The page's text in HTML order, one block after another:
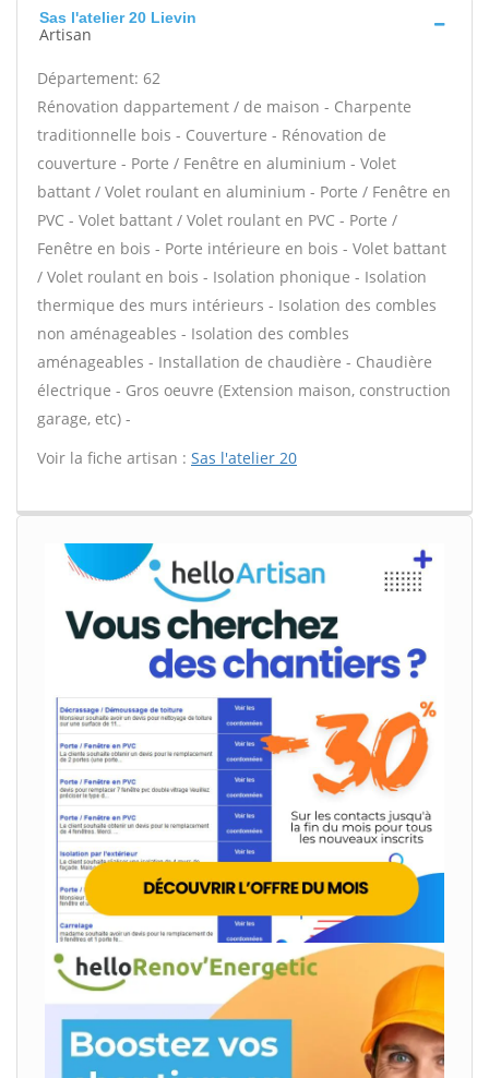
Sas l'atelier 20 Lievin
Artisan
Département: 62
Rénovation dappartement / de maison - Charpente
traditionnelle bois - Couverture - Rénovation de
couverture - Porte / Fenêtre en aluminium - Volet
battant / Volet roulant en aluminium - Porte / Fenêtre en
PVC - Volet battant / Volet roulant en PVC - Porte /
Fenêtre en bois - Porte intérieure en bois - Volet battant
/ Volet roulant en bois - Isolation phonique - Isolation
thermique des murs intérieurs - Isolation des combles
non aménageables - Isolation des combles
aménageables - Installation de chaudière - Chaudière
électrique - Gros oeuvre (Extension maison, construction
garage, etc) -
Voir la fiche artisan : Sas l'atelier 20